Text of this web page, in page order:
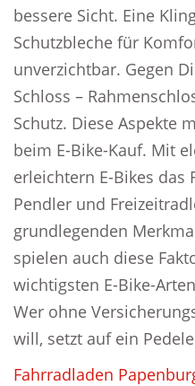
bessere Sicht. Eine
Schutzbleche für
unverzichtbar. Gegen
Schloss –
Schutz. Diese Aspekte
beim E-Bike-Kauf. Mit
erleichtern E-Bikes
Pendler und
grundlegenden
spielen auch diese
wichtigsten E-Bike-
Wer ohne
will, setzt auf ein
Fahrradladen